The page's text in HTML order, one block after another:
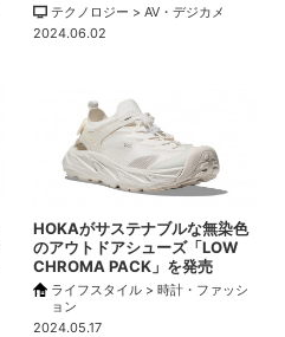
テクノロジー > AV・デジカメ
2024.06.02
HOKAがサステナブルな無染色
のアウトドアシューズ「LOW
CHROMA PACK」を発売
ライフスタイル > 時計・ファッシ
ョン
2024.05.17